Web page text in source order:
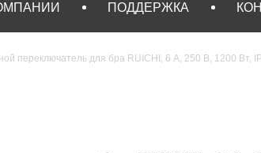
ПОДДЕРЖКА
переключатель для бра RUICHI, 6 А, 250 В, 1200 Вт,